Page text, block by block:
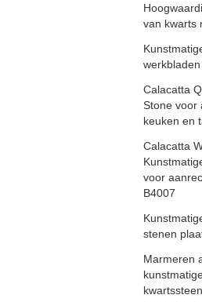
van kwarts
Calacatta
Stone voor
keuken en
Calacatta
voor
B4007
stenen
Marmeren